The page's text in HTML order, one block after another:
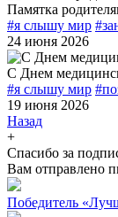
Памятка
#я слышу мир
24 июня 2026
С Днем
#я слышу мир
19 июня 2026
Назад
+
Спасибо за
Вам отправлено
Победитель